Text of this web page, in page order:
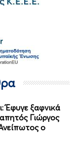
Έφυγε ξαφνικά
Γιώργος
ο